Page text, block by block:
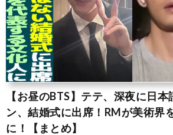
【お昼のBTS】テテ、深夜に日
ン、結婚式に出席！RMが美術界
に！【まとめ】